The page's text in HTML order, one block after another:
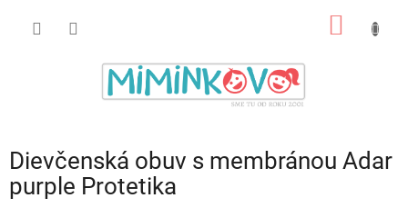
Dievčenská obuv s membránou Adar
purple Protetika